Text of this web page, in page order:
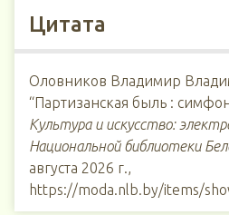
Цитата
Оловников Владимир
“Партизанская быль :
Культура и искусство:
Национальной библиотеки
августа 2026 г.,
https://moda.nlb.by/items/